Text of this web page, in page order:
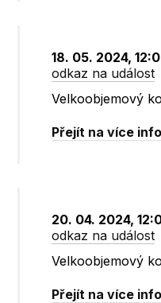
18. 05. 2024,
odkaz na událost
Velkoobjemový
Přejít na více
20. 04. 2024,
odkaz na událost
Velkoobjemový
Přejít na více